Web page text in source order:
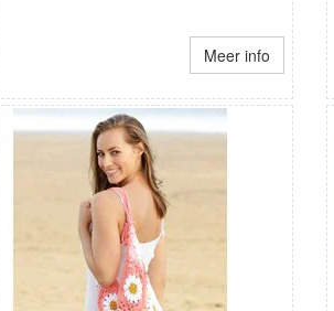
Meer info